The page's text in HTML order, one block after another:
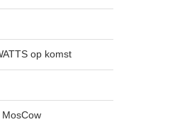
op komst